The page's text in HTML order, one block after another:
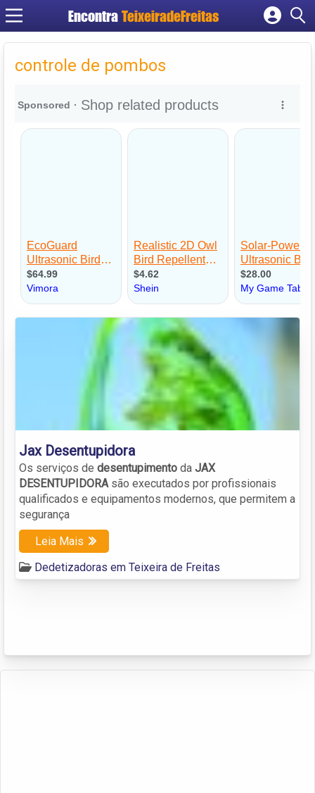
Encontra TeixeiradeFreitas
Cadastrar empresa
Criar conta
controle de pombos
Jax Desentupidora
Os serviços de desentupimento da JAX
DESENTUPIDORA são executados por profissionais
qualificados e equipamentos modernos, que permitem a
segurança
Leia Mais
Dedetizadoras em Teixeira de Freitas